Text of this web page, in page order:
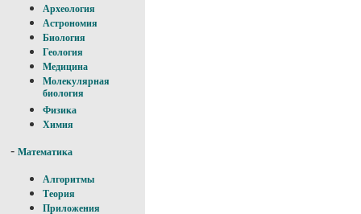
Археология
Астрономия
Биология
Геология
Медицина
Молекулярная
биология
Физика
Химия
- Математика
Алгоритмы
Теория
Приложения